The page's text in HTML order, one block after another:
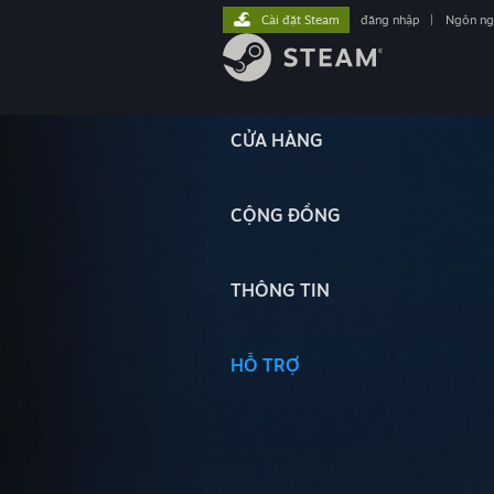
CỬA HÀNG
CỘNG ĐỒNG
THÔNG TIN
HỖ TRỢ
Cài đặt Steam đăng nhập Ngôn